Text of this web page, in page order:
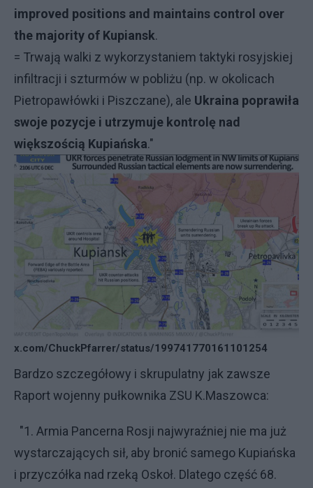
improved positions and maintains control over
the majority of Kupiansk.
= Trwają walki z wykorzystaniem taktyki rosyjskiej
infiltracji i szturmów w pobliżu (np. w okolicach
Pietropawłówki i Piszczane), ale Ukraina poprawiła
swoje pozycje i utrzymuje kontrolę nad
większością Kupiańska."
x.com/ChuckPfarrer/status/199741770161101254
Bardzo szczegółowy i skrupulatny jak zawsze
Raport wojenny pułkownika ZSU K.Maszowca:
"1. Armia Pancerna Rosji najwyraźniej nie ma już
wystarczających sił, aby bronić samego Kupiańska
i przyczółka nad rzeką Oskoł. Dlatego część 68.